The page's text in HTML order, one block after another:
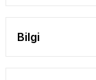
Bilgi